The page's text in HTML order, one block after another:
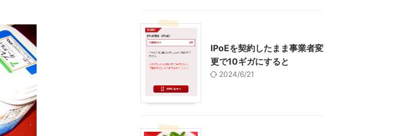
IPoEを契約したまま事業者変
更で10ギガにすると
2024/6/21